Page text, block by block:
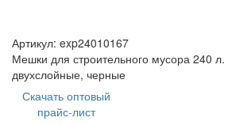
Артикул: exp24010167
Мешки для строительного мусора 240
двухслойные, черные
Скачать оптовый
прайс-лист